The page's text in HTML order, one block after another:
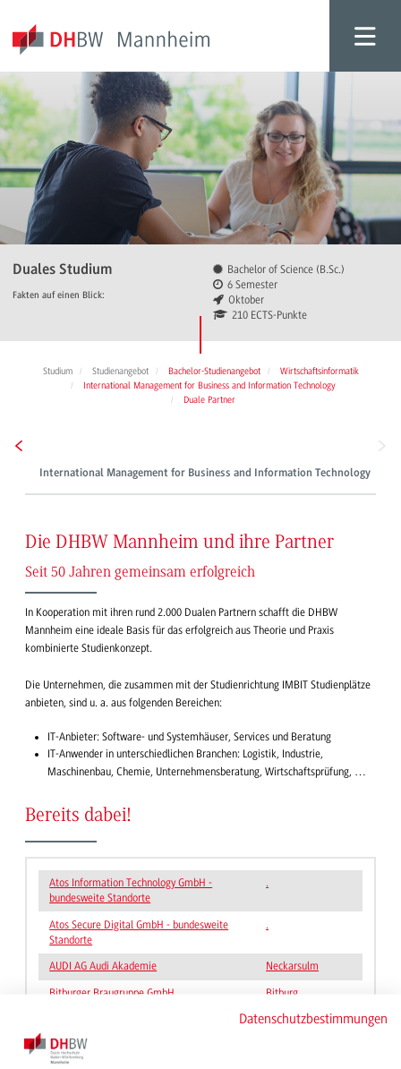
Duales Studium
Fakten auf einen Blick:
Bachelor of Science (B.Sc.)
6 Semester
Oktober
210 ECTS-Punkte
Studium Studienangebot Bachelor-Studienangebot
Wirtschaftsinformatik
International Management for Business and Information Technology
Duale Partner
International Management for Business and Information Technology
Die DHBW Mannheim und ihre Partner
Seit 50 Jahren gemeinsam erfolgreich
In Kooperation mit ihren rund 2.000 Dualen Partnern schafft die DHBW
Mannheim eine ideale Basis für das erfolgreich aus Theorie und Praxis
kombinierte Studienkonzept.
Die Unternehmen, die zusammen mit der Studienrichtung IMBIT Studienplätze
anbieten, sind u. a. aus folgenden Bereichen:
IT-Anbieter: Software- und Systemhäuser, Services und Beratung
IT-Anwender in unterschiedlichen Branchen: Logistik, Industrie,
Maschinenbau, Chemie, Unternehmensberatung, Wirtschaftsprüfung, …
Bereits dabei!
Atos Information Technology GmbH -
bundesweite Standorte
.
Atos Secure Digital GmbH - bundesweite
Standorte
.
AUDI AG Audi Akademie Neckarsulm
Bitburger Braugruppe GmbH Bitburg
Biberach
Boehringer Ingelheim Pharma GmbH & Co.
Datenschutzbestimmungen